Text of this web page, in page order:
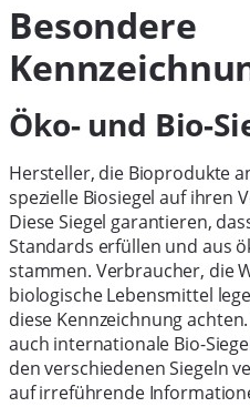
Besondere
Öko- und Bio-
Hersteller, die Bioprodukte
spezielle Biosiegel auf ihren
Diese Siegel garantieren,
Standards erfüllen und aus
stammen. Verbraucher, die
biologische Lebensmittel
diese Kennzeichnung
auch internationale Bio-
den verschiedenen Siegeln
auf irreführende